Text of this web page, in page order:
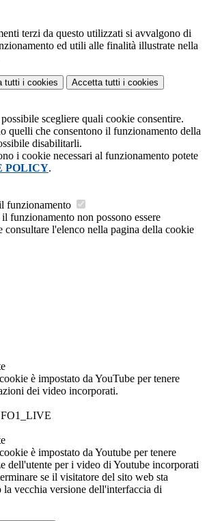
terzi da questo utilizzati si avvalgono di
ed utili alle finalità illustrate nella
tutti i cookies Accetta tutti i cookies
scegliere quali cookie consentire.
quelli che consentono il funzionamento della
disabilitarli.
i cookie necessari al funzionamento potete
POLICY.
funzionamento
funzionamento non possono essere
consultare l'elenco nella pagina della cookie
è impostato da YouTube per tenere
dei video incorporati.
è impostato da Youtube per tenere
dell'utente per i video di Youtube incorporati
se il visitatore del sito web sta
vecchia versione dell'interfaccia di